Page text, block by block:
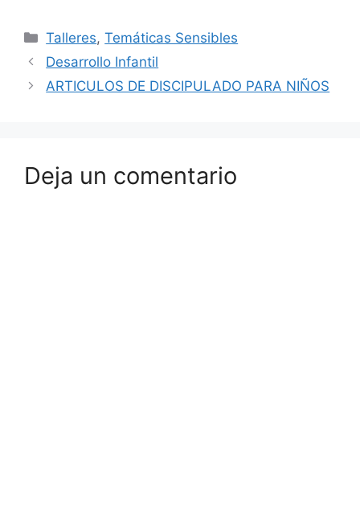
Talleres,Temáticas Sensibles
Desarrollo Infantil
ARTICULOS DE DISCIPULADO PARA NIÑOS
Deja un comentario